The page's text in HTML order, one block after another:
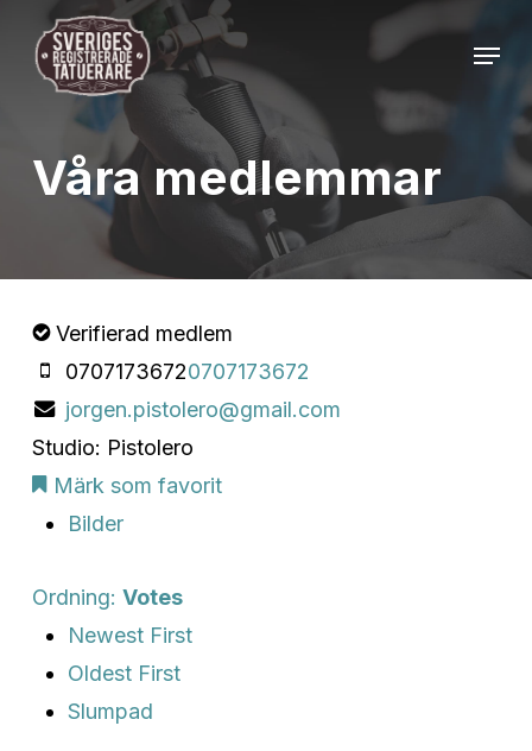
Menu
Våra medlemmar
Verifierad medlem
07071736720707173672
jorgen.pistolero@gmail.com
Studio: Pistolero
Märk som favorit
Bilder
Ordning: Votes
Newest First
Oldest First
Slumpad
Menu